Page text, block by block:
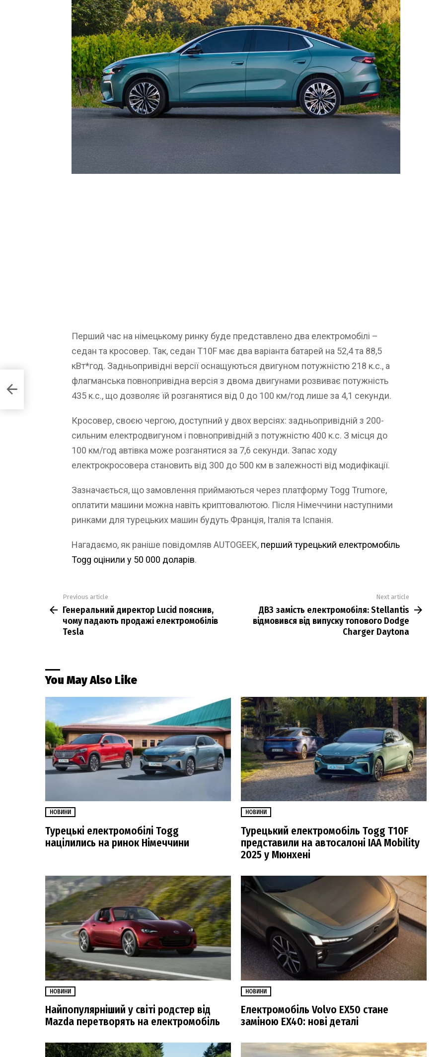
Перший час на німецькому ринку буде представлено два електромобілі –
седан та кросовер. Так, седан T10F має два варіанта батарей на 52,4 та 88,5
кВт*год. Задньопривідні версії оснащуються двигуном потужністю 218 к.с., а
флагманська повнопривідна версія з двома двигунами розвиває потужність
435 к.с., що дозволяє їй розганятися від 0 до 100 км/год лише за 4,1 секунди.
Кросовер, своєю чергою, доступний у двох версіях: задньопривідній з 200-
сильним електродвигуном і повнопривідній з потужністю 400 к.с. З місця до
100 км/год автівка може розганятися за 7,6 секунди. Запас ходу
електрокросовера становить від 300 до 500 км в залежності від модифікації.
Зазначається, що замовлення приймаються через платформу Togg Trumore,
оплатити машини можна навіть криптовалютою. Після Німеччини наступними
ринками для турецьких машин будуть Франція, Італія та Іспанія.
Нагадаємо, як раніше повідомляв AUTOGEEK, перший турецький електромобіль
Togg оцінили у 50 000 доларів.
more
Previous article
Генеральний директор Lucid пояснив,
чому падають продажі електромобілів
Tesla
Next article
ДВЗ замість електромобіля: Stellantis
відмовився від випуску топового Dodge
Charger Daytona
You May Also Like
НОВИНИ
Турецькі електромобілі Togg
націлились на ринок Німеччини
НОВИНИ
Турецький електромобіль Togg T10F
представили на автосалоні IAA Mobility
2025 у Мюнхені
НОВИНИ
Найпопулярніший у світі родстер від
Mazda перетворять на електромобіль
НОВИНИ
Електромобіль Volvo EX50 стане
заміною EX40: нові деталі